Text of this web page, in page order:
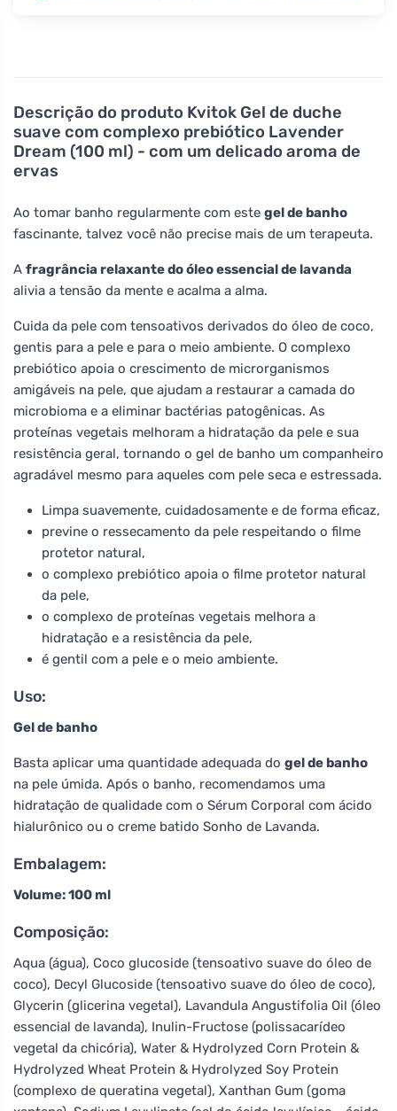
Descrição do produto Kvitok Gel de duche
suave com complexo prebiótico Lavender
Dream (100 ml) - com um delicado aroma de
ervas
Ao tomar banho regularmente com este gel de banho
fascinante, talvez você não precise mais de um terapeuta.
A fragrância relaxante do óleo essencial de lavanda
alivia a tensão da mente e acalma a alma.
Cuida da pele com tensoativos derivados do óleo de coco,
gentis para a pele e para o meio ambiente. O complexo
prebiótico apoia o crescimento de microrganismos
amigáveis na pele, que ajudam a restaurar a camada do
microbioma e a eliminar bactérias patogênicas. As
proteínas vegetais melhoram a hidratação da pele e sua
resistência geral, tornando o gel de banho um companheiro
agradável mesmo para aqueles com pele seca e estressada.
Limpa suavemente, cuidadosamente e de forma eficaz,
previne o ressecamento da pele respeitando o filme
protetor natural,
o complexo prebiótico apoia o filme protetor natural
da pele,
o complexo de proteínas vegetais melhora a
hidratação e a resistência da pele,
é gentil com a pele e o meio ambiente.
Uso:
Gel de banho
Basta aplicar uma quantidade adequada do gel de banho
na pele úmida. Após o banho, recomendamos uma
hidratação de qualidade com o Sérum Corporal com ácido
hialurônico ou o creme batido Sonho de Lavanda.
Embalagem:
Volume: 100 ml
Composição:
Aqua (água), Coco glucoside (tensoativo suave do óleo de
coco), Decyl Glucoside (tensoativo suave do óleo de coco),
Glycerin (glicerina vegetal), Lavandula Angustifolia Oil (óleo
essencial de lavanda), Inulin-Fructose (polissacarídeo
vegetal da chicória), Water & Hydrolyzed Corn Protein &
Hydrolyzed Wheat Protein & Hydrolyzed Soy Protein
(complexo de queratina vegetal), Xanthan Gum (goma